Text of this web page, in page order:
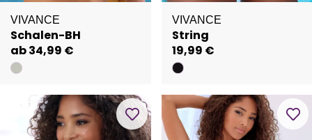
VIVANCE
Schalen-BH
ab 34,99 €
VIVANCE
String
19,99 €